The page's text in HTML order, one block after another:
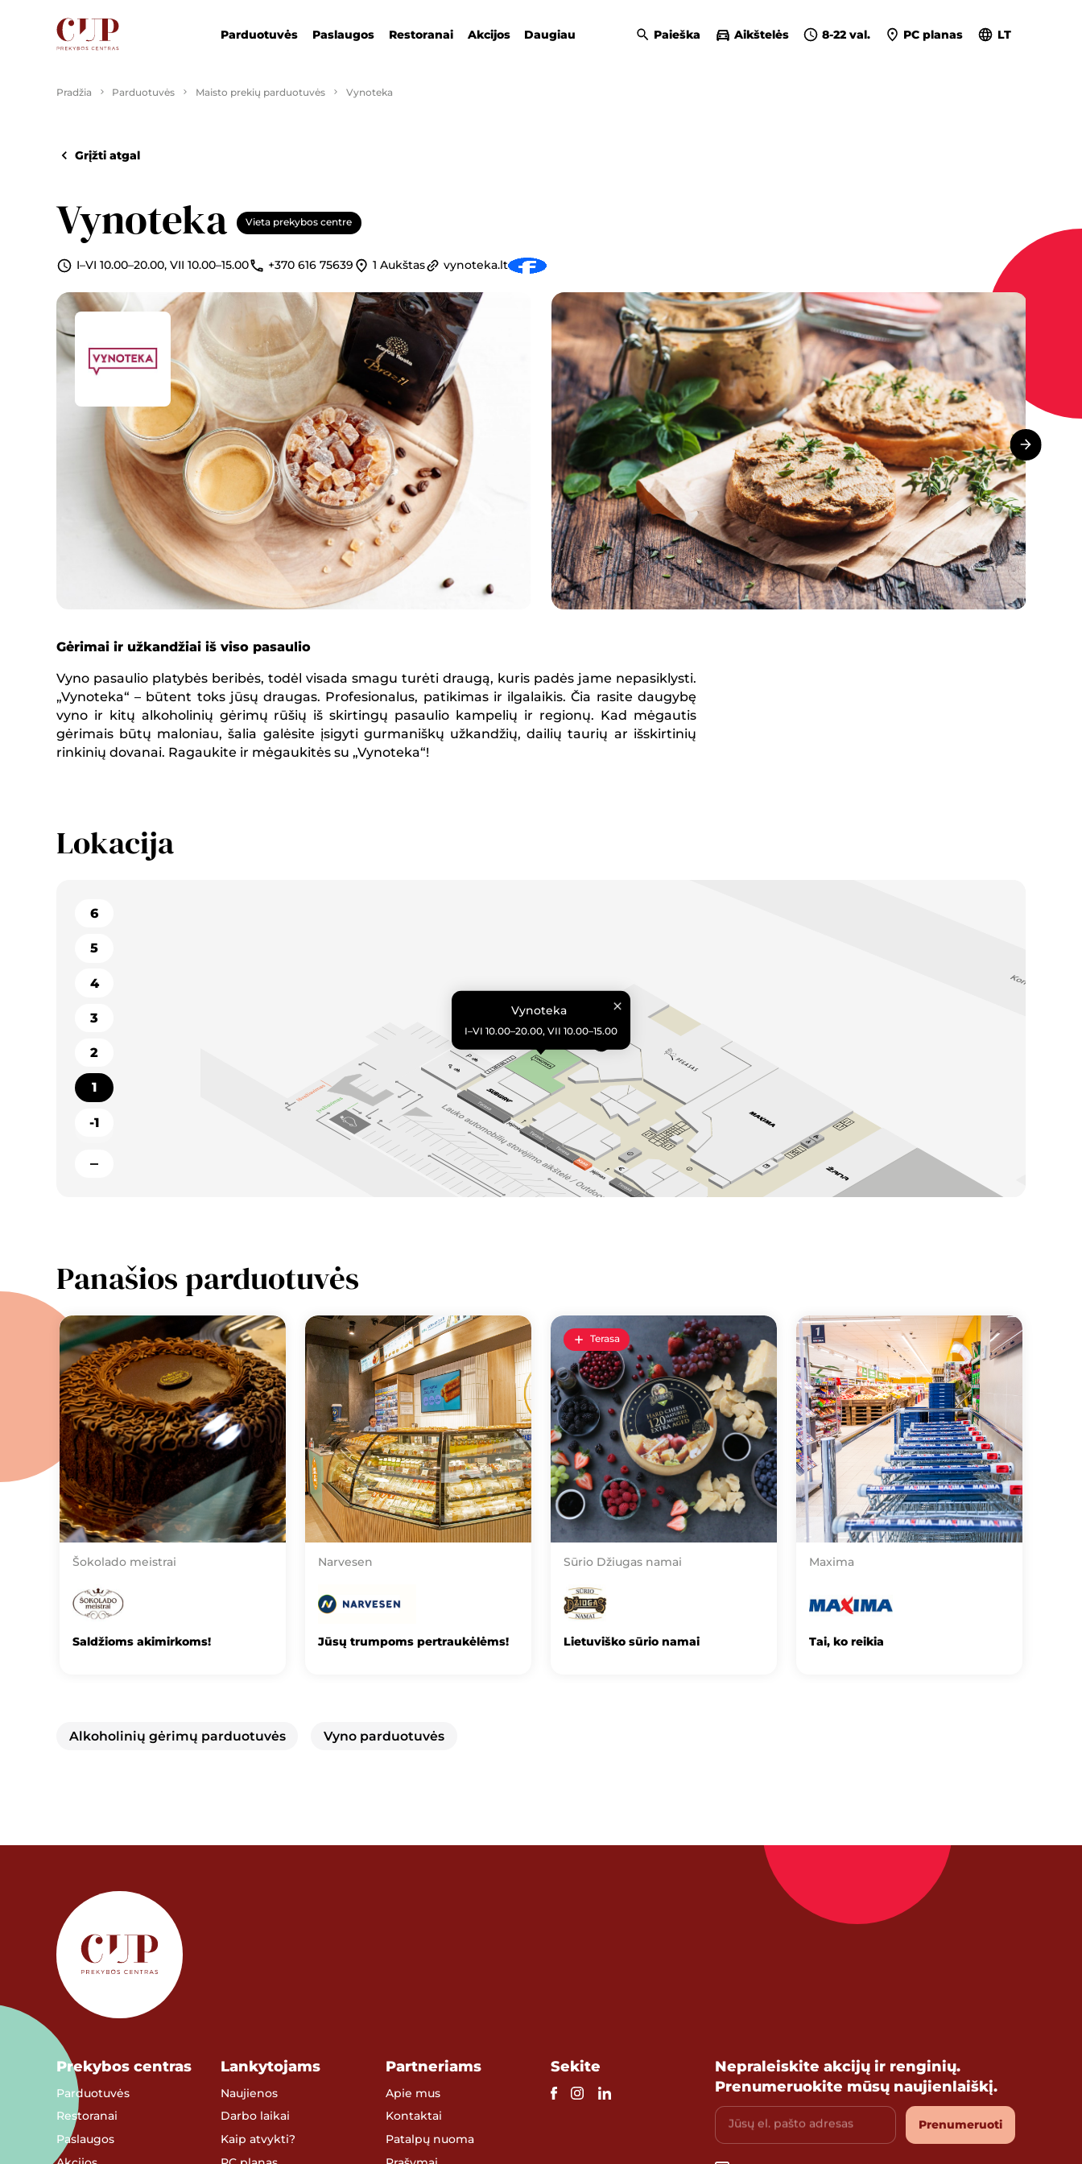
Parduotuvės Paslaugos Restoranai Akcijos Daugiau Paieška Aikštelės 8-22 val. PC planas LT
Pradžia Parduotuvės Maisto prekių parduotuvės Vynoteka
Grįžti atgal
Vynoteka Vieta prekybos centre
I–VI 10.00–20.00, VII 10.00–15.00 +370 616 75639 1 Aukštas vynoteka.lt
Gėrimai ir užkandžiai iš viso pasaulio
Vyno pasaulio platybės beribės, todėl visada smagu turėti draugą, kuris padės jame nepasiklysti.
„Vynoteka“ – būtent toks jūsų draugas. Profesionalus, patikimas ir ilgalaikis. Čia rasite daugybę
vyno ir kitų alkoholinių gėrimų rūšių iš skirtingų pasaulio kampelių ir regionų. Kad mėgautis
gėrimais būtų maloniau, šalia galėsite įsigyti gurmaniškų užkandžių, dailių taurių ar išskirtinių
rinkinių dovanai. Ragaukite ir mėgaukitės su „Vynoteka“!
Lokacija
Vynoteka
I–VI 10.00–20.00, VII 10.00–15.00
6
5
4
3
2
1
-1
Panašios parduotuvės
Šokolado meistrai
Saldžioms akimirkoms!
Narvesen
Jūsų trumpoms pertraukėlėms!
Sūrio Džiugas namai
Lietuviško sūrio namai
Terasa
Maxima
Tai, ko reikia
Alkoholinių gėrimų parduotuvės Vyno parduotuvės
Prekybos centras
Parduotuvės
Restoranai
Paslaugos
Lankytojams
Naujienos
Darbo laikai
Kaip atvykti?
Partneriams
Apie mus
Kontaktai
Patalpų nuoma
Sekite
Nepraleiskite akcijų ir renginių.
Prenumeruokite mūsų naujienlaiškį.
Jūsų el. pašto adresas Prenumeruoti